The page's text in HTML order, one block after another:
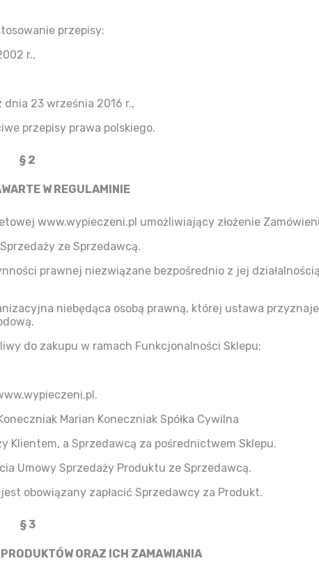
przepisy:
r.,
23 września 2016 r.,
przepisy prawa polskiego.
§ 2
W REGULAMINIE
www.wypieczeni.pl umożliwiający złożenie
ze Sprzedawcą.
prawnej niezwiązane bezpośrednio z jej
niebędąca osobą prawną, której ustawa
do zakupu w ramach Funkcjonalności Sklepu;
Marian Koneczniak Spółka Cywilna
Klientem, a Sprzedawcą za pośrednictwem Sklepu.
Umowy Sprzedaży Produktu ze Sprzedawcą.
obowiązany zapłacić Sprzedawcy za Produkt.
§ 3
ORAZ ICH ZAMAWIANIA